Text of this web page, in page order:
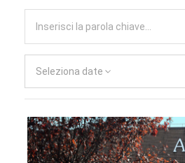
Seleziona date